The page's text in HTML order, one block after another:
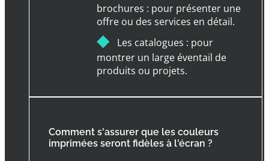
brochures : pour présenter une
offre ou des services en détail.
◆ Les catalogues : pour
montrer un large éventail de
produits ou projets.
Comment s'assurer que les couleurs
imprimées seront fidèles à l'écran ?